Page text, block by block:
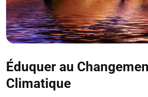
Éduquer au
Climatique